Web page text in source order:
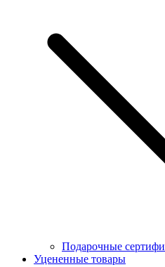
Подарочные
Уцененные товары